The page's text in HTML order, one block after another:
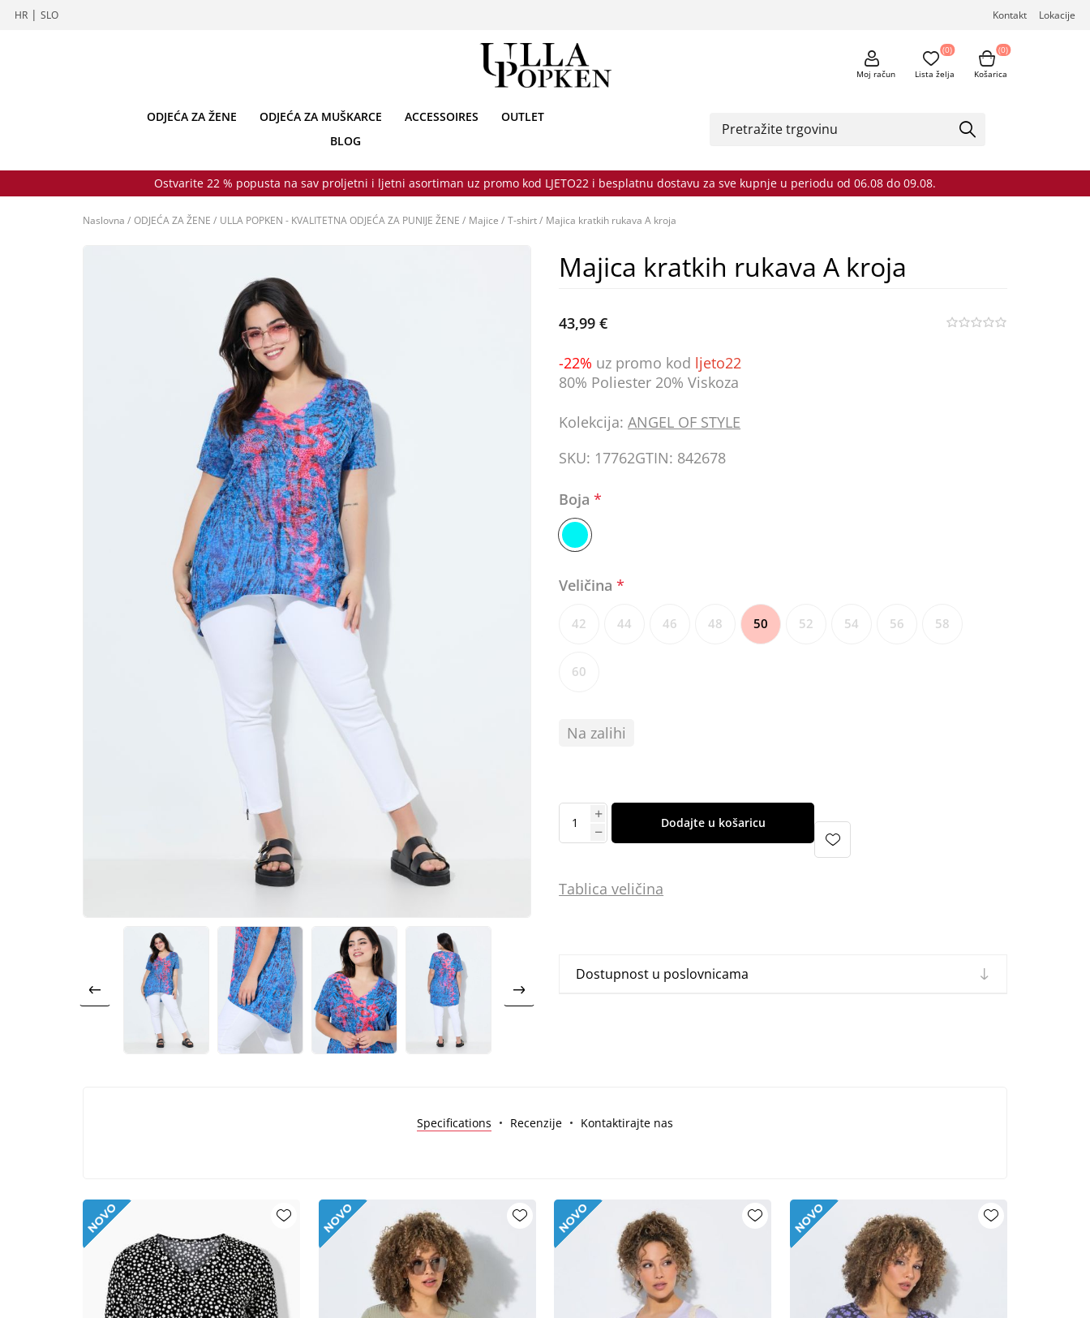
HR | SLO Kontakt Lokacije
Moj račun Lista želja
(0)
Košarica
(0)
ODJEĆA ZA ŽENE ODJEĆA ZA MUŠKARCE ACCESSOIRES
OUTLET
BLOG
Ostvarite 22 % popusta na sav proljetni i ljetni asortiman uz promo kod LJETO22 i besplatnu dostavu za sve kupnje u periodu od 06.08 do 09.08.
Naslovna / ODJEĆA ZA ŽENE / ULLA POPKEN - KVALITETNA ODJEĆA ZA PUNIJE ŽENE / Majice / T-shirt/ Majica kratkih rukava A kroja
Majica kratkih rukava A kroja
43,99 €
-22% uz promo kod ljeto22
80% Poliester 20% Viskoza
Kolekcija: ANGEL OF STYLE
SKU: 17762GTIN: 842678
Boja*
Veličina*
42 44 46 48 50 52 54 56 58
60
Na zalihi
Dodajte u košaricu
Tablica veličina
Dostupnost u poslovnicama
Specifications Recenzije Kontaktirajte nas